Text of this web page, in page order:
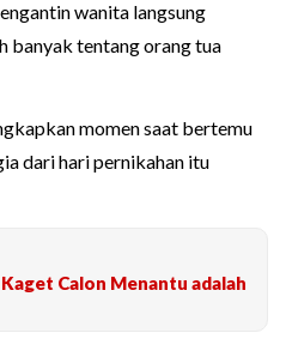
wanita langsung
banyak tentang orang tua
momen saat bertemu
dari hari pernikahan itu
Calon Menantu adalah